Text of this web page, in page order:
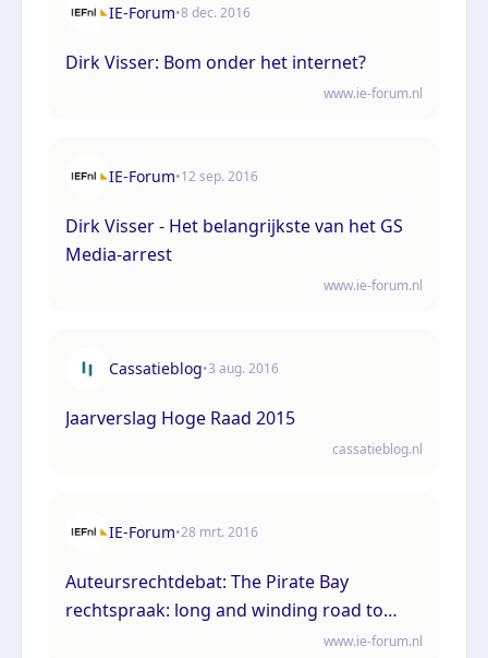
IE-Forum•8 dec. 2016
Dirk Visser: Bom onder het internet?
www.ie-forum.nl
IE-Forum•12 sep. 2016
Dirk Visser - Het belangrijkste van het GS
Media-arrest
www.ie-forum.nl
Cassatieblog•3 aug. 2016
Jaarverslag Hoge Raad 2015
cassatieblog.nl
IE-Forum•28 mrt. 2016
Auteursrechtdebat: The Pirate Bay
rechtspraak: long and winding road to
www.ie-forum.nl